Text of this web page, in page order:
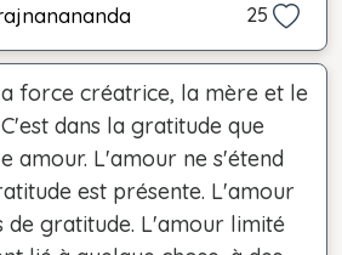
25
force créatrice, la mère et le
dans la gratitude que
amour. L'amour ne s'étend
est présente. L'amour
gratitude. L'amour limité